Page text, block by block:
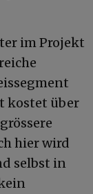
im Projekt
kostet über
hier wird
selbst in